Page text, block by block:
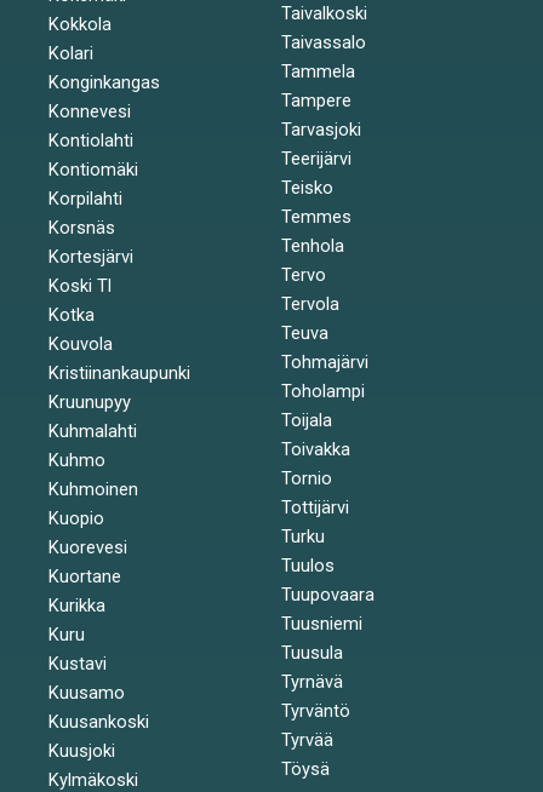
Kokkola
Kolari
Konginkangas
Konnevesi
Kontiolahti
Kontiomäki
Korpilahti
Korsnäs
Kortesjärvi
Koski Tl
Kotka
Kouvola
Kristiinankaupunki
Kruunupyy
Kuhmalahti
Kuhmo
Kuhmoinen
Kuopio
Kuorevesi
Kuortane
Kurikka
Kuru
Kustavi
Kuusamo
Kuusankoski
Kuusjoki
Kylmäkoski
Taivalkoski
Taivassalo
Tammela
Tampere
Tarvasjoki
Teerijärvi
Teisko
Temmes
Tenhola
Tervo
Tervola
Teuva
Tohmajärvi
Toholampi
Toijala
Toivakka
Tornio
Tottijärvi
Turku
Tuulos
Tuupovaara
Tuusniemi
Tuusula
Tyrnävä
Tyrväntö
Tyrvää
Töysä